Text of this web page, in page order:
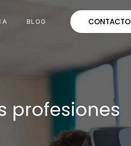
BLOG CONTACTO
profesiones